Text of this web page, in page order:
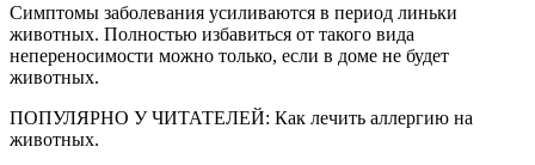
Симптомы заболевания усиливаются в период линьки
животных. Полностью избавиться от такого вида
непереносимости можно только, если в доме не будет
животных.
ПОПУЛЯРНО У ЧИТАТЕЛЕЙ: Как лечить аллергию на
животных.